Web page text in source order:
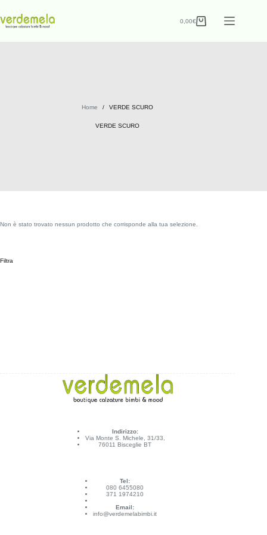
0,00€
Home / VERDE SCURO
VERDE SCURO
Non è stato trovato nessun prodotto che corrisponde alla tua selezione.
Filtra
Indirizzo:
Via Monte S. Michele, 31/33,
76011 Bisceglie BT
Tel:
080 6455080
371 1974210
Email:
info@verdemelabimbi.it